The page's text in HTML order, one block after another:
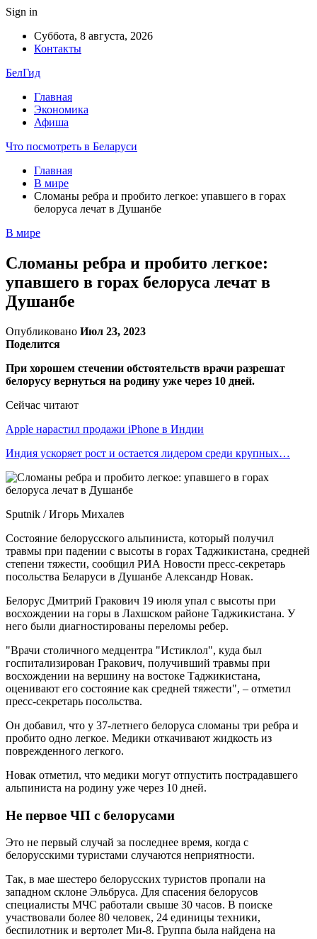
Sign in
Суббота, 8 августа, 2026
Контакты
БелГид
Главная
Экономика
Афиша
Что посмотреть в Беларуси
Главная
В мире
Сломаны ребра и пробито легкое: упавшего в горах
белоруса лечат в Душанбе
В мире
Сломаны ребра и пробито легкое:
упавшего в горах белоруса лечат в
Душанбе
Опубликовано Июл 23, 2023
Поделится
При хорошем стечении обстоятельств врачи разрешат
белорусу вернуться на родину уже через 10 дней.
Сейчас читают
Apple нарастил продажи iPhone в Индии
Индия ускоряет рост и остается лидером среди крупных…
Sputnik / Игорь Михалев
Состояние белорусского альпиниста, который получил
травмы при падении с высоты в горах Таджикистана, средней
степени тяжести, сообщил РИА Новости пресс-секретарь
посольства Беларуси в Душанбе Александр Новак.
Белорус Дмитрий Гракович 19 июля упал с высоты при
восхождении на горы в Лахшском районе Таджикистана. У
него были диагностированы переломы ребер.
"Врачи столичного медцентра "Истиклол", куда был
госпитализирован Гракович, получивший травмы при
восхождении на вершину на востоке Таджикистана,
оценивают его состояние как средней тяжести", – отметил
пресс-секретарь посольства.
Он добавил, что у 37-летнего белоруса сломаны три ребра и
пробито одно легкое. Медики откачивают жидкость из
поврежденного легкого.
Новак отметил, что медики могут отпустить пострадавшего
альпиниста на родину уже через 10 дней.
Не первое ЧП с белорусами
Это не первый случай за последнее время, когда с
белорусскими туристами случаются неприятности.
Так, в мае шестеро белорусских туристов пропали на
западном склоне Эльбруса. Для спасения белорусов
специалисты МЧС работали свыше 30 часов. В поиске
участвовали более 80 человек, 24 единицы техники,
беспилотник и вертолет Ми-8. Группа была найдена на